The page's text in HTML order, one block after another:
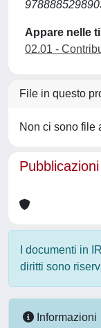
Appare nelle
02.01 -
File in questo
Non ci sono file
I documenti in
diritti sono
Informazioni